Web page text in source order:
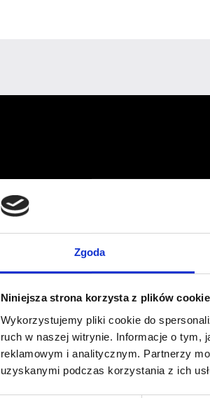
Zgoda
Niniejsza strona korzysta z plików cookie
Wykorzystujemy pliki cookie do
ruch w naszej witrynie. Informacje o tym,
reklamowym i analitycznym. Partnerzy
uzyskanymi podczas korzystania z ich
Profil